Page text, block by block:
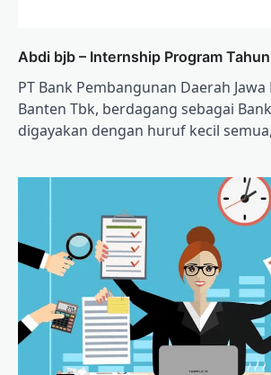
Abdi bjb – Internship Program
PT Bank Pembangunan Daerah
Banten Tbk, berdagang sebagai Bank
digayakan dengan huruf kecil